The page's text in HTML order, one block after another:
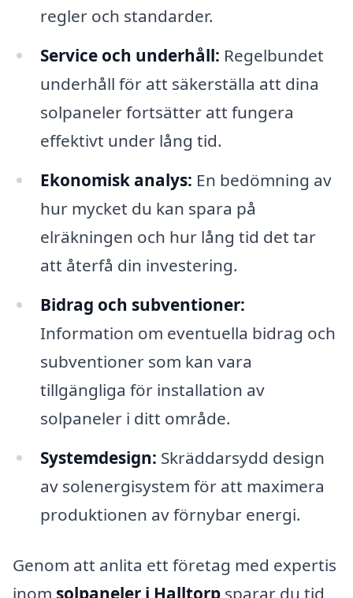
regler och standarder.
Service och underhåll: Regelbundet
underhåll för att säkerställa att dina
solpaneler fortsätter att fungera
effektivt under lång tid.
Ekonomisk analys: En bedömning av
hur mycket du kan spara på
elräkningen och hur lång tid det tar
att återfå din investering.
Bidrag och subventioner:
Information om eventuella bidrag och
subventioner som kan vara
tillgängliga för installation av
solpaneler i ditt område.
Systemdesign: Skräddarsydd design
av solenergisystem för att maximera
produktionen av förnybar energi.
Genom att anlita ett företag med expertis
inom solpaneler i Halltorp sparar du tid